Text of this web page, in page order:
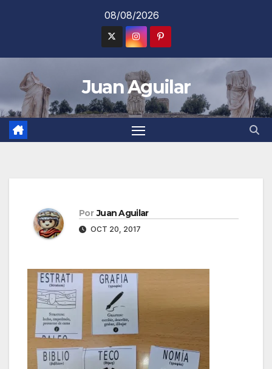
08/08/2026
Juan Aguilar
Por Juan Aguilar
OCT 20, 2017